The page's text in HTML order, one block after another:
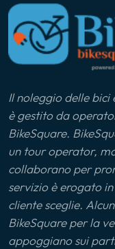
Il noleggio delle bici
è gestito da
BikeSquare.
un tour operator,
collaborano per
servizio è erogato
cliente sceglie.
BikeSquare per la
appoggiano sui